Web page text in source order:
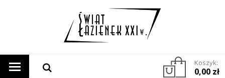
Koszyk:
0,00 zł